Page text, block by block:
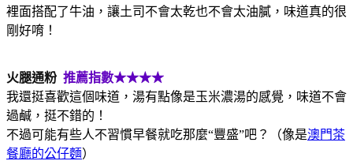
裡面搭配了牛油，讓土司不會太乾也不會太油膩，味道真的很
剛好唷！
火腿通粉 推薦指數★★★★
我還挺喜歡這個味道，湯有點像是玉米濃湯的感覺，味道不會
過鹹，挺不錯的！
不過可能有些人不習慣早餐就吃那麼“豐盛”吧？（像是澳門茶
餐廳的公仔麵）